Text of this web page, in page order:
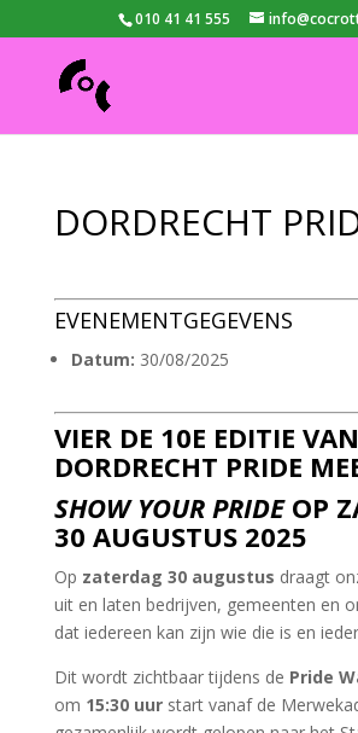
010 41 41 555
DORDRECHT
EVENEMENTGEGEVENS
Datum: 30/08/2025
VIER DE 10E EDITIE VAN
DORDRECHT PRIDE
SHOW YOUR PRIDEOP
30 AUGUSTUS 2025
Op zaterdag 30 augustus draagt
uit en laten bedrijven, gemeenten en
dat iedereen kan zijn wie die is en
Dit wordt zichtbaar tijdens de Pride
om 15:30 uurstart vanaf de